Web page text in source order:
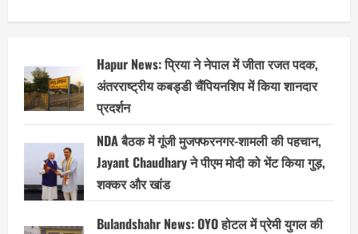
Hapur News: प्रिया ने नेपाल में जीता रजत पदक,
अंतरराष्ट्रीय कबड्डी चैंपियनशिप में किया शानदार
प्रदर्शन
NDA बैठक में गूंजी मुजफ्फरनगर-शामली की पहचान,
Jayant Chaudhary ने पीएम मोदी को भेंट किया गुड़,
शक्कर और खांड
Bulandshahr News: OYO होटल में प्रेमी युगल की